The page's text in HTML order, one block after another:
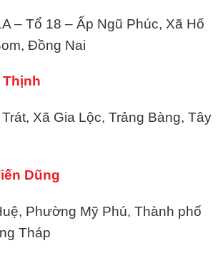
– Tổ 18 – Ấp Ngũ Phúc, Xã Hố
Đồng Nai
Xã Gia Lộc, Trảng Bàng, Tây
Dũng
Phường Mỹ Phú, Thành phố
Tháp